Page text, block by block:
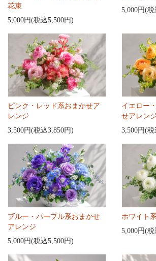
花束
5,000円(税込5,500円)
5,000円(
ピンク・レッド系おまかせア
レンジ
3,500円(税込3,850円)
イエロー
せアレンジ
3,500円(
ブルー・パープル系おまかせ
アレンジ
5,000円(税込5,500円)
ホワイト
5,000円(